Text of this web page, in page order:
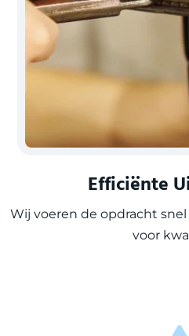
Efficiënte
Wij voeren de opdracht
voor